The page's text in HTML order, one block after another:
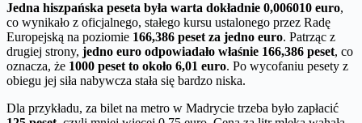
Jedna hiszpańska peseta była warta dokładnie 0,006010 euro,
co wynikało z oficjalnego, stałego kursu ustalonego przez Radę
Europejską na poziomie 166,386 peset za jedno euro. Patrząc z
drugiej strony, jedno euro odpowiadało właśnie 166,386 peset, co
oznacza, że 1000 peset to około 6,01 euro. Po wycofaniu pesety z
obiegu jej siła nabywcza stała się bardzo niska.
Dla przykładu, za bilet na metro w Madrycie trzeba było zapłacić